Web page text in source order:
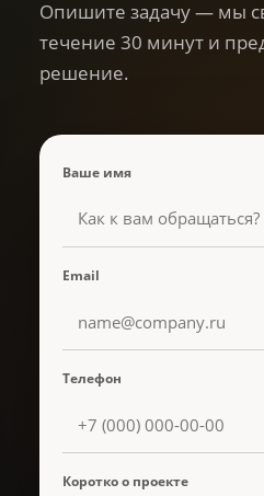
Опишите задачу — мы
течение 30 минут и
решение.
Ваше имя
Email
Телефон
Коротко о проекте